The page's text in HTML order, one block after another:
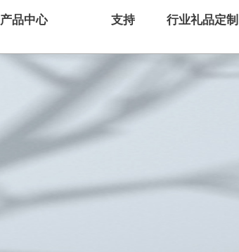
产品中心 支持 行业礼品定制